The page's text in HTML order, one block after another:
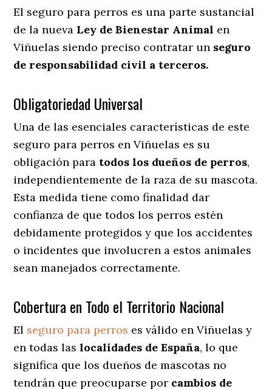
El seguro para perros es una parte sustancial
de la nueva Ley de Bienestar Animal en
Viñuelas siendo preciso contratar un seguro
de responsabilidad civil a terceros.
Obligatoriedad Universal
Una de las esenciales características de este
seguro para perros en Viñuelas es su
obligación para todos los dueños de perros,
independientemente de la raza de su mascota.
Esta medida tiene como finalidad dar
confianza de que todos los perros estén
debidamente protegidos y que los accidentes
o incidentes que involucren a estos animales
sean manejados correctamente.
Cobertura en Todo el Territorio Nacional
El seguro para perros es válido en Viñuelas y
en todas laslocalidades de España, lo que
significa que los dueños de mascotas no
tendrán que preocuparse por cambios de